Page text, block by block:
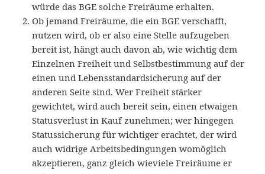
würde das BGE solche Freiräume erhalten.
Ob jemand Freiräume, die ein BGE verschafft,
nutzen wird, ob er also eine Stelle aufzugeben
bereit ist, hängt auch davon ab, wie wichtig dem
Einzelnen Freiheit und Selbstbestimmung auf der
einen und Lebensstandardsicherung auf der
anderen Seite sind. Wer Freiheit stärker
gewichtet, wird auch bereit sein, einen etwaigen
Statusverlust in Kauf zunehmen; wer hingegen
Statussicherung für wichtiger erachtet, der wird
auch widrige Arbeitsbedingungen womöglich
akzeptieren, ganz gleich wieviele Freiräume er